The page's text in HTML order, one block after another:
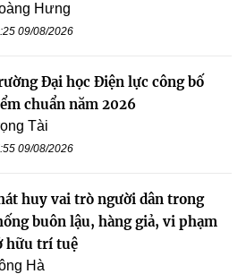
Hưng
09/08/2026
Đại học Điện lực công bố
chuẩn năm 2026
Tài
09/08/2026
huy vai trò người dân trong
buôn lậu, hàng giả, vi phạm
hữu trí tuệ
Hà